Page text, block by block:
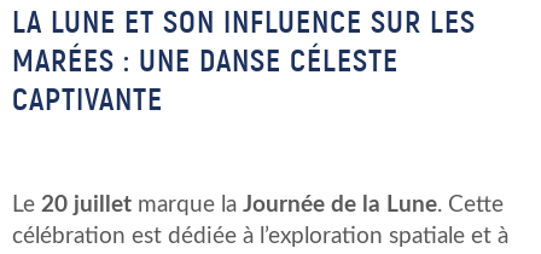
LA LUNE ET SON INFLUENCE SUR LES
MARÉES : UNE DANSE CÉLESTE
CAPTIVANTE
Le 20 juillet marque la Journée de la Lune. Cette
célébration est dédiée à l’exploration spatiale et à